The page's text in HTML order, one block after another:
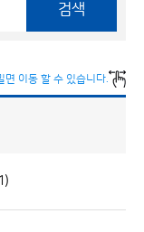
검색
면 이동 할 수 있습니다.